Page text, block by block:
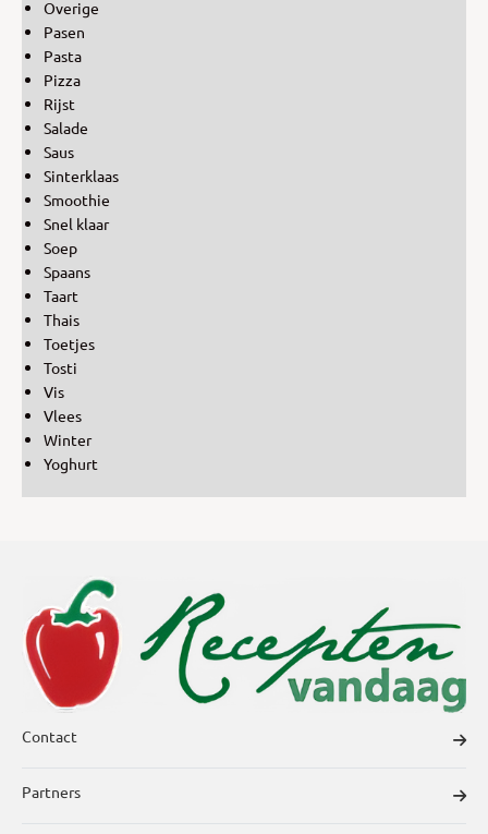
Overige
Pasen
Pasta
Pizza
Rijst
Salade
Saus
Sinterklaas
Smoothie
Snel klaar
Soep
Spaans
Taart
Thais
Toetjes
Tosti
Vis
Vlees
Winter
Yoghurt
Contact
Partners